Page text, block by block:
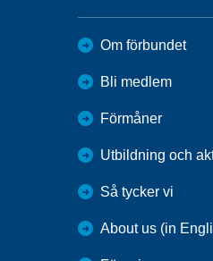
Om förbundet
Bli medlem
Förmåner
Utbildning och
Så tycker vi
About us (in